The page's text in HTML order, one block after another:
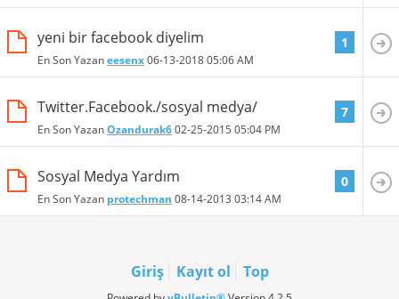
yeni bir facebook diyelim
En Son Yazaneesenx06-13-201805:06 AM
1
Twitter.Facebook./sosyal medya/
En Son YazanOzandurak602-25-2015 05:04 PM
7
Sosyal Medya Yardım
En Son Yazan protechman 08-14-2013 03:14 AM
0
Giriş Kayıt ol Top